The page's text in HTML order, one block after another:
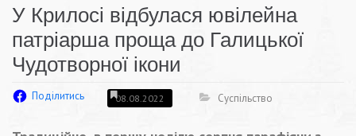
У Крилосі відбулася ювілейна
патріарша проща до Галицької
Чудотворної ікони
Поділитись 08.08.2022 Суспільство